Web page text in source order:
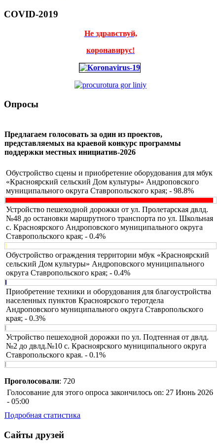
COVID-2019
Не здравствуй,
коронавирус!
Опросы
Предлагаем голосовать за один из проектов,
представляемых на краевой конкурс программы
поддержки местных инициатив-2026
Обустройство сцены и приобретение оборудования для мбук
«Красноярский сельский Дом культуры» Андроповского
муниципального округа Ставропольского края; - 98.8%
Устройство пешеходной дорожки от ул. Пролетарская двлд.
№48 до остановки маршрутного транспорта по ул. Школьная
с. Красноярского Андроповского муниципального округа
Ставропольского края; - 0.4%
Обустройство ограждения территории мбук «Красноярский
сельский Дом культуры» Андроповского муниципального
округа Ставропольского края; - 0.4%
Приобретение техники и оборудования для благоустройства
населенных пунктов Красноярского теротдела
Андроповского муниципального округа Ставропольского
края; - 0.3%
Устройство пешеходной дорожки по ул. Подтенная от двлд.
№2 до двлд.№10 с. Красноярского муниципального округа
Ставропольского края. - 0.1%
Проголосовали: 720
Голосование для этого опроса закончилось on: 27 Июнь 2026
- 05:00
Подробная статистика
Сайты друзей